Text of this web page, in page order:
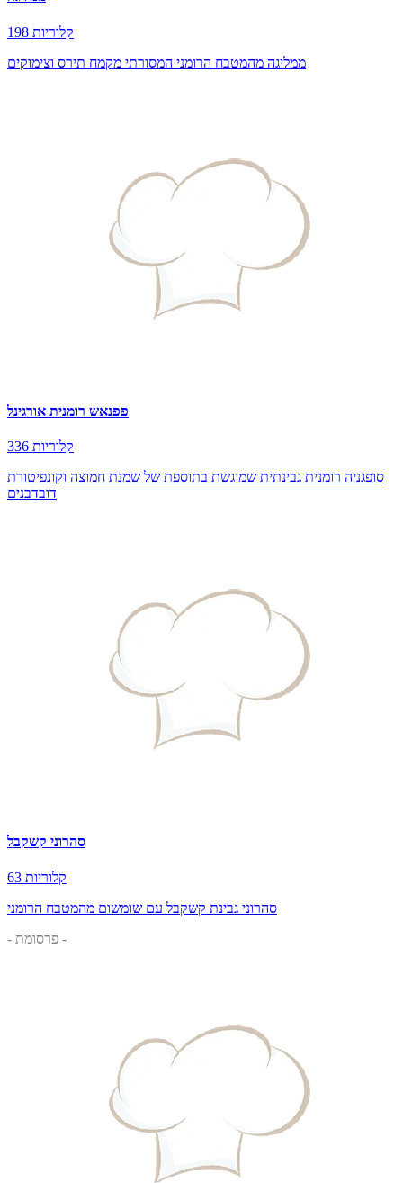
198 קלוריות
ממליגה מהמטבח הרומני המסורתי מקמח תירס וצימוקים
פפנאש רומנית אורגינל
336 קלוריות
סופגניה רומנית גבינתית שמוגשת בתוספת של שמנת חמוצה וקונפיטורת
דובדבנים
סהרוני קשקבל
63 קלוריות
סהרוני גבינת קשקבל עם שומשום מהמטבח הרומני
- פרסומת -